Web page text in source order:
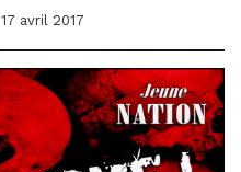
17 avril 2017